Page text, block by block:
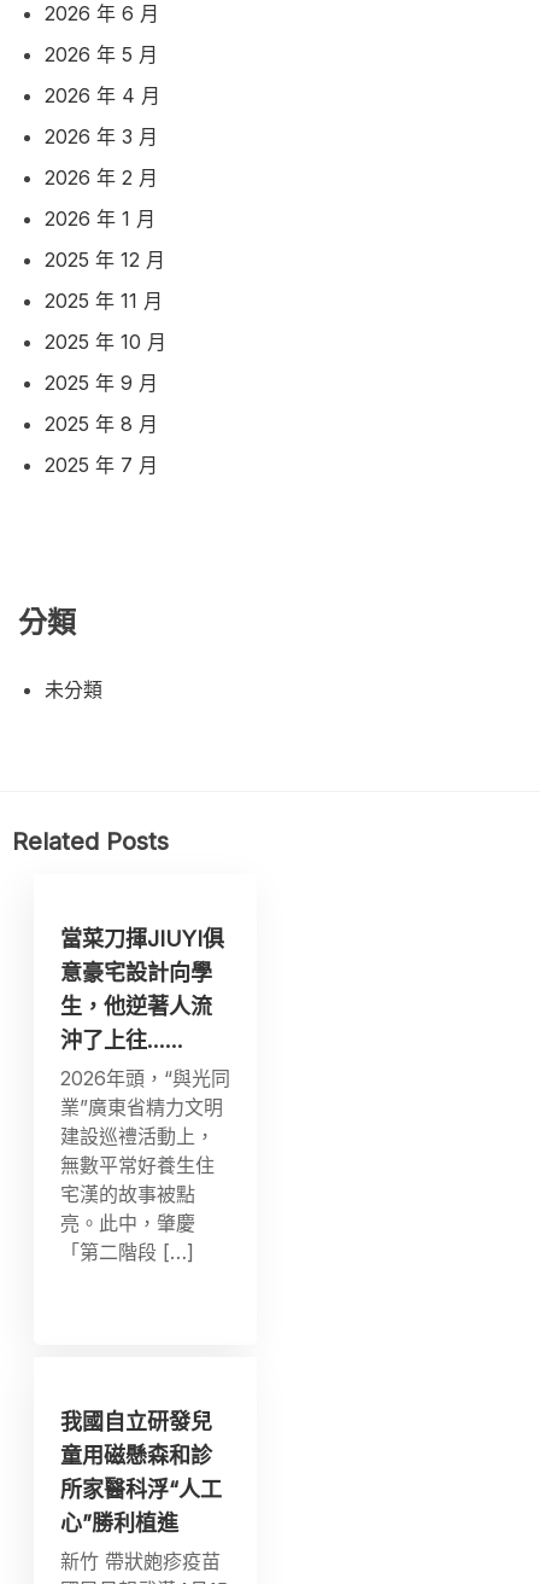
2026 年 6 月
2026 年 5 月
2026 年 4 月
2026 年 3 月
2026 年 2 月
2026 年 1 月
2025 年 12 月
2025 年 11 月
2025 年 10 月
2025 年 9 月
2025 年 8 月
2025 年 7 月
分類
未分類
Related Posts
當菜刀揮JIUYI俱
意豪宅設計向學
生，他逆著人流
沖了上往……
2026年頭，“與光同
業”廣東省精力文明
建設巡禮活動上，
無數平常好養生住
宅漢的故事被點
亮。此中，肇慶
「第二階段 […]
我國自立研發兒
童用磁懸森和診
所家醫科浮“人工
心”勝利植進
新竹 帶狀皰疹疫苗